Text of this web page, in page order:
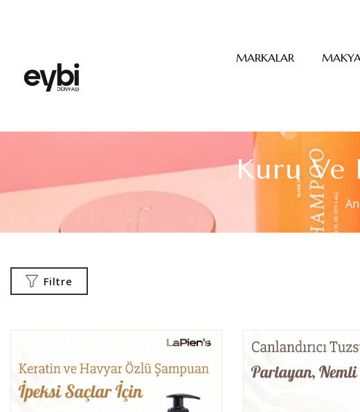
MARKALAR
Kuru Ve
Filtre